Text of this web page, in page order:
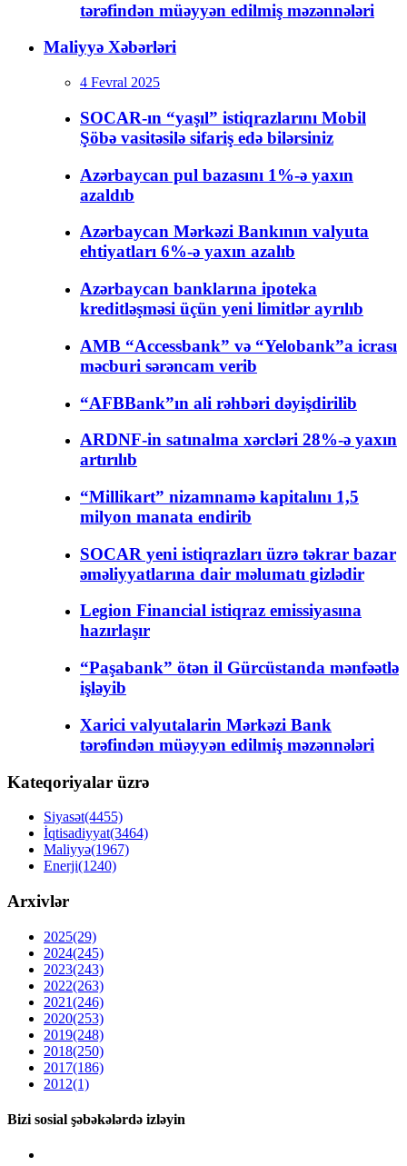
tərəfindən müəyyən edilmiş məzənnələri
Maliyyə Xəbərləri
4 Fevral 2025
SOCAR-ın “yaşıl” istiqrazlarını Mobil
Şöbə vasitəsilə sifariş edə bilərsiniz
Azərbaycan pul bazasını 1%-ə yaxın
azaldıb
Azərbaycan Mərkəzi Bankının valyuta
ehtiyatları 6%-ə yaxın azalıb
Azərbaycan banklarına ipoteka
kreditləşməsi üçün yeni limitlər ayrılıb
AMB “Accessbank” və “Yelobank”a icrası
məcburi sərəncam verib
“AFBBank”ın ali rəhbəri dəyişdirilib
ARDNF-in satınalma xərcləri 28%-ə yaxın
artırılıb
“Millikart” nizamnamə kapitalını 1,5
milyon manata endirib
SOCAR yeni istiqrazları üzrə təkrar bazar
əməliyyatlarına dair məlumatı gizlədir
Legion Financial istiqraz emissiyasına
hazırlaşır
“Paşabank” ötən il Gürcüstanda mənfəətlə
işləyib
Xarici valyutalarin Mərkəzi Bank
tərəfindən müəyyən edilmiş məzənnələri
Kateqoriyalar üzrə
Siyasət(4455)
İqtisadiyyat(3464)
Maliyyə(1967)
Enerji(1240)
Arxivlər
2025(29)
2024(245)
2023(243)
2022(263)
2021(246)
2020(253)
2019(248)
2018(250)
2017(186)
2012(1)
Bizi sosial şəbəkələrdə izləyin